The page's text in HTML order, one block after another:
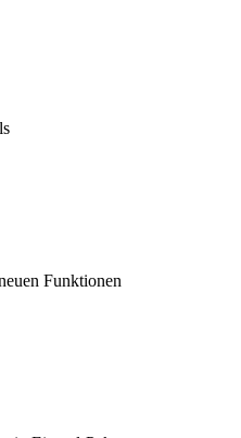
Funktionen